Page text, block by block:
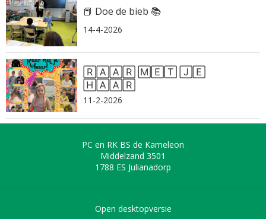
📕 Doe de bieb 📚
14-4-2026
🅁🄰🄰🅁 🄼🄴🅃 🄹🄴
🄷🄰🄰🅁
11-2-2026
PC en RK BS de Kameleon
Middelzand 3501
1788 ES Julianadorp
Open desktopversie